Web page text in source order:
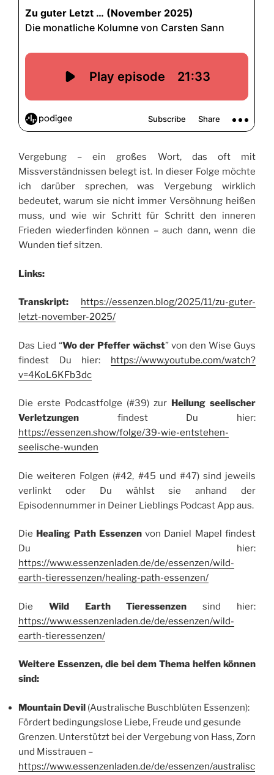
Vergebung – ein großes Wort, das oft mit
Missverständnissen belegt ist. In dieser Folge möchte
ich darüber sprechen, was Vergebung wirklich
bedeutet, warum sie nicht immer Versöhnung heißen
muss, und wie wir Schritt für Schritt den inneren
Frieden wiederfinden können – auch dann, wenn die
Wunden tief sitzen.
Links:
Transkript:
https://essenzen.blog/2025/11/zu-guter-
letzt-november-2025/
Das Lied “Wo der Pfeffer wächst” von den Wise Guys
findest Du hier: https://www.youtube.com/watch?
v=4KoL6KFb3dc
Die erste Podcastfolge (#39) zur Heilung seelischer
Verletzungen findest Du hier:
https://essenzen.show/folge/39-wie-entstehen-
seelische-wunden
Die weiteren Folgen (#42, #45 und #47) sind jeweils
verlinkt oder Du wählst sie anhand der
Episodennummer in Deiner Lieblings Podcast App aus.
Die Healing Path Essenzenvon Daniel Mapel findest
Du hier:
https://www.essenzenladen.de/de/essenzen/wild-
earth-tieressenzen/healing-path-essenzen/
Die Wild Earth Tieressenzen sind hier:
https://www.essenzenladen.de/de/essenzen/wild-
earth-tieressenzen/
Weitere Essenzen, die bei dem Thema helfen können
sind:
Mountain Devil (Australische Buschblüten Essenzen):
Fördert bedingungslose Liebe, Freude und gesunde
Grenzen. Unterstützt bei der Vergebung von Hass, Zorn
und Misstrauen –
https://www.essenzenladen.de/de/essenzen/australisc